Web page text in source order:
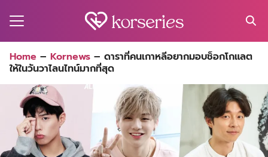
for:
Home – Kornews – ดาราที่คนเกาหลีอยากมอบช็อกโกแลต
ให้ในวันวาไลนไทน์มากที่สุด